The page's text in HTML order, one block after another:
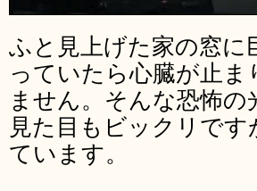
ふと見上げた家の窓
っていたら心臓が止
ません。そんな恐怖
見た目もビックリで
ています。